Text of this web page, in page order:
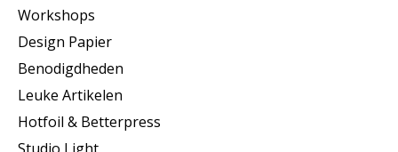
Workshops
Design Papier
Benodigdheden
Leuke Artikelen
Hotfoil & Betterpress